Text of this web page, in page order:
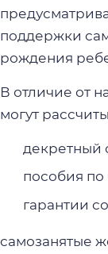
поддержки
рождения
В отличие от
могут
декретный
пособия
гарантии
самозанятые